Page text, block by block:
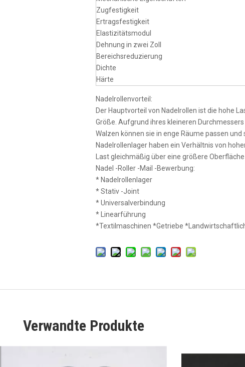
Zugfestigkeit
Ertragsfestigkeit
Elastizitätsmodul
Dehnung in zwei Zoll
Bereichsreduzierung
Dichte
Härte
Nadelrollenvorteil:
Der Hauptvorteil von Nadelrollen ist die hohe
Größe. Aufgrund ihres kleineren
Walzen können sie in enge Räume passen
Nadelrollenlager haben ein Verhältnis von
Last gleichmäßig über eine größere
Nadel -Roller -Mail -Bewerbung:
* Nadelrollenlager
* Stativ -Joint
* Universalverbindung
* Linearführung
*Textilmaschinen *Getriebe
Verwandte Produkte